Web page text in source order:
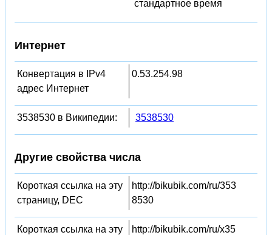
стандартное время
Интернет
Конвертация в IPv4
адрес Интернет
0.53.254.98
3538530 в Википедии: 3538530
Другие свойства числа
Короткая ссылка на эту
страницу, DEC
http://bikubik.com/ru/353
8530
Короткая ссылка на эту
http://bikubik.com/ru/x35